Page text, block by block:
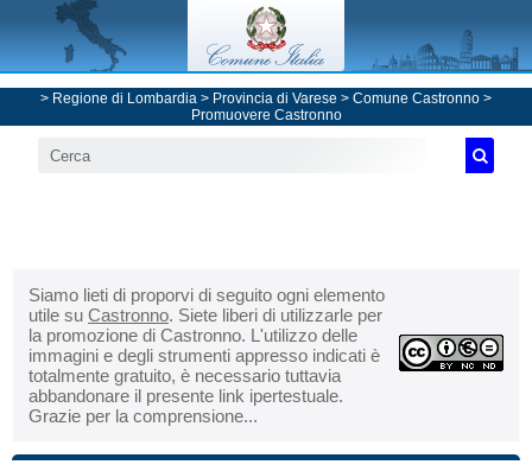
> Regione di Lombardia > Provincia di Varese > Comune Castronno >
Promuovere Castronno
Siamo lieti di proporvi di seguito ogni elemento
utile su Castronno. Siete liberi di utilizzarle per
la promozione di Castronno. L'utilizzo delle
immagini e degli strumenti appresso indicati è
totalmente gratuito, è necessario tuttavia
abbandonare il presente link ipertestuale.
Grazie per la comprensione...